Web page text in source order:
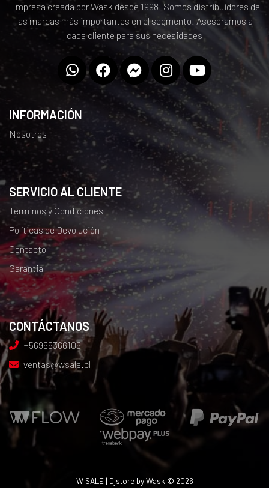
Empresa creada por Wask desde 1998. Somos distribuidores de
las marcas más importantes en el segmento. Asesoramos a
cada cliente para sus necesidades
INFORMACIÓN
Nosotros
SERVICIO AL CLIENTE
Terminos y Condiciones
Políticas de Devolución
Contacto
Garantia
CONTÁCTANOS
+56966366105
ventas@wsale.cl
W SALE | Djstore by Wask © 2026